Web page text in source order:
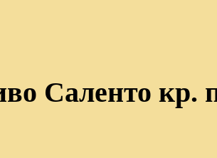
Саленто кр.